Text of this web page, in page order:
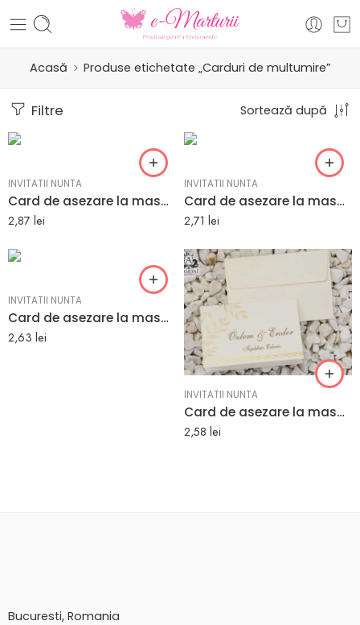
Acasă Produse etichetate „Carduri de multumire”
Filtre Sortează după
INVITATII NUNTA
Card de asezare la masa alb linii negre 12.5 x 8.5 cm
2,87 lei
INVITATII NUNTA
Card de asezare la masa model linii aurii 12.5 x 8.5 cm
2,71 lei
INVITATII NUNTA
Card de asezare la masa alb elegant 12.5 x 8.5 cm
2,63 lei
INVITATII NUNTA
Card de asezare la masa model flori aurii 12.5 x 8.5 cm
2,58 lei
Bucuresti, Romania